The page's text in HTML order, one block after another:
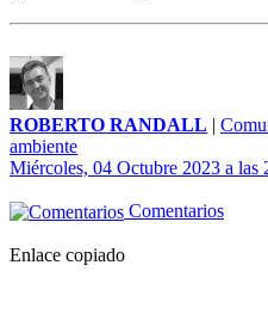
ROBERTO RANDALL |
ambiente
Miércoles, 04 Octubre 2023 a las
Comentarios
Enlace copiado